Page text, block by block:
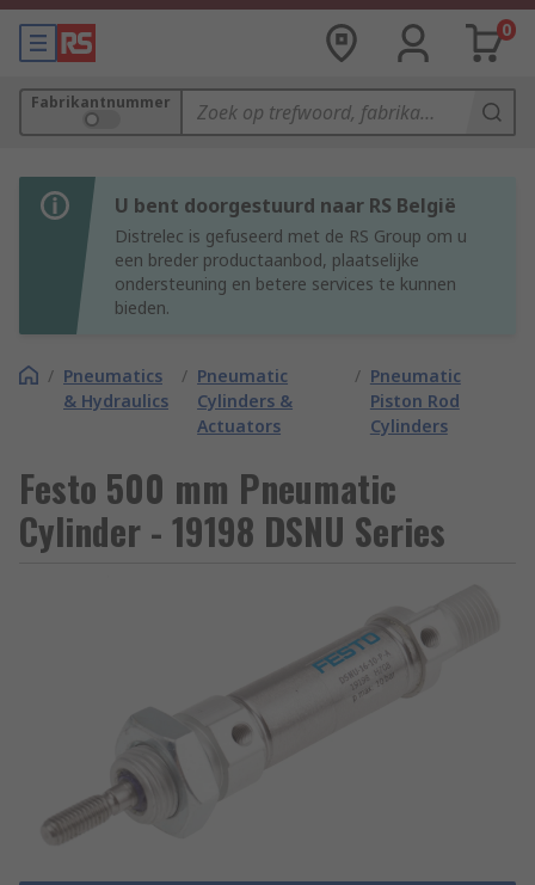
0
Fabrikantnummer
U bent doorgestuurd naar RS België
Distrelec is gefuseerd met de RS Group om u
een breder productaanbod, plaatselijke
ondersteuning en betere services te kunnen
bieden.
/ Pneumatics
& Hydraulics
/ Pneumatic
Cylinders &
Actuators
/ Pneumatic
Piston Rod
Cylinders
Festo 500 mm Pneumatic
Cylinder - 19198 DSNU Series